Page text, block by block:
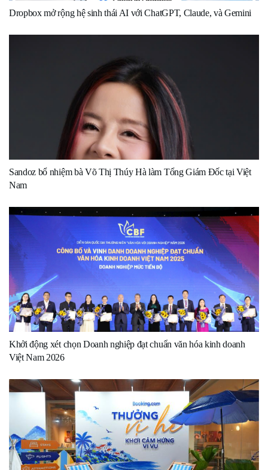
Dropbox mở rộng hệ sinh thái AI với ChatGPT, Claude, và Gemini
Sandoz bổ nhiệm bà Võ Thị Thúy Hà làm Tổng Giám Đốc tại Việt
Nam
Khởi động xét chọn Doanh nghiệp đạt chuẩn văn hóa kinh doanh
Việt Nam 2026